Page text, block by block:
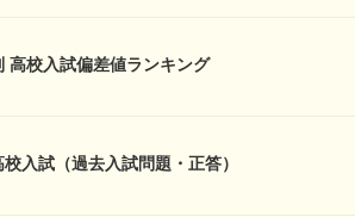
高校入試偏差値ランキング
入試（過去入試問題・正答）